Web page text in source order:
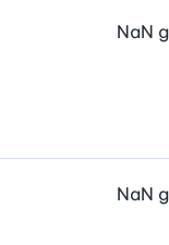
NaN g
NaN g